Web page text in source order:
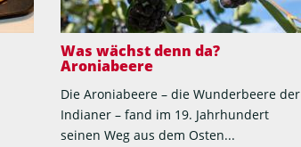
Was wächst denn da?
Aroniabeere
Die Aroniabeere – die Wunderbeere der
Indianer – fand im 19. Jahrhundert
seinen Weg aus dem Osten...